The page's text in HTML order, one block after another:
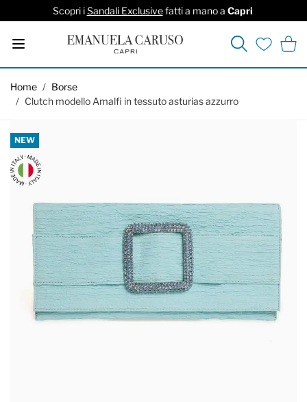
Scopri iSandali Exclusivefatti a mano a Capri
Cerca
Home / Borse
/ Clutch modello Amalfi in tessuto asturias azzurro
NEW